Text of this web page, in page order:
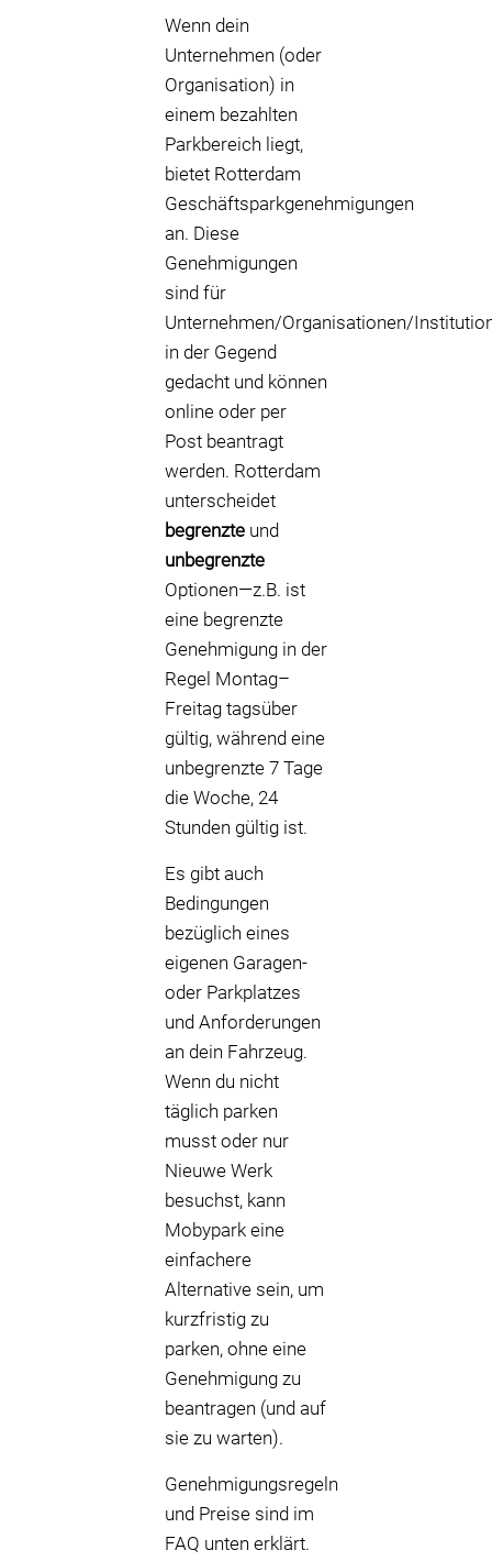
Wenn dein
Unternehmen (oder
Organisation) in
einem bezahlten
Parkbereich liegt,
bietet Rotterdam
Geschäftsparkgenehmigungen
an. Diese
Genehmigungen
sind für
Unternehmen/Organisationen/
in der Gegend
gedacht und können
online oder per
Post beantragt
werden. Rotterdam
unterscheidet
begrenzte und
unbegrenzte
Optionen—z.B. ist
eine begrenzte
Genehmigung in der
Regel Montag–
Freitag tagsüber
gültig, während eine
unbegrenzte 7 Tage
die Woche, 24
Stunden gültig ist.
Es gibt auch
Bedingungen
bezüglich eines
eigenen Garagen-
oder Parkplatzes
und Anforderungen
an dein Fahrzeug.
Wenn du nicht
täglich parken
musst oder nur
Nieuwe Werk
besuchst, kann
Mobypark eine
einfachere
Alternative sein, um
kurzfristig zu
parken, ohne eine
Genehmigung zu
beantragen (und auf
sie zu warten).
Genehmigungsregeln
und Preise sind im
FAQ unten erklärt.